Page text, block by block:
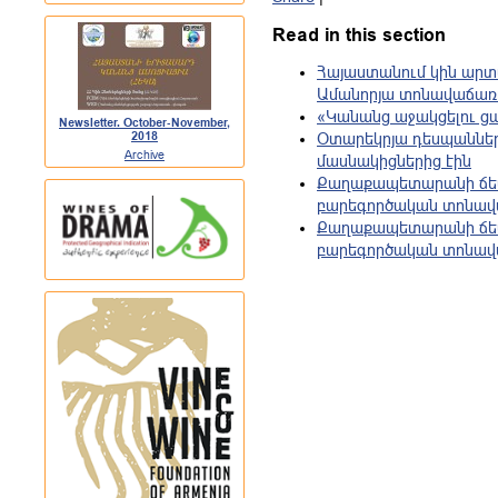
Newsletter. October-November,
2018
Archive
Read in this section
Հայաստանում կին
Ամանորյա
«Կանանց աջակցելու
Օտարեկրյա
մասնակիցներից էին
Քաղաքապետարանի
բարեգործական
Քաղաքապետարանի
բարեգործական